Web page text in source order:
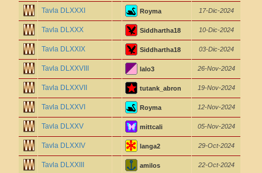
Tavla DLXXXI Royma 17-Dic-2024
Tavla DLXXX Siddhartha18 10-Dic-2024
Tavla DLXXIX Siddhartha18 03-Dic-2024
Tavla DLXXVIII lalo3 26-Nov-2024
Tavla DLXXVII tutank_abron 19-Nov-2024
Tavla DLXXVI Royma 12-Nov-2024
Tavla DLXXV mittcali 05-Nov-2024
Tavla DLXXIV langa2 29-Oct-2024
Tavla DLXXIII amilos 22-Oct-2024